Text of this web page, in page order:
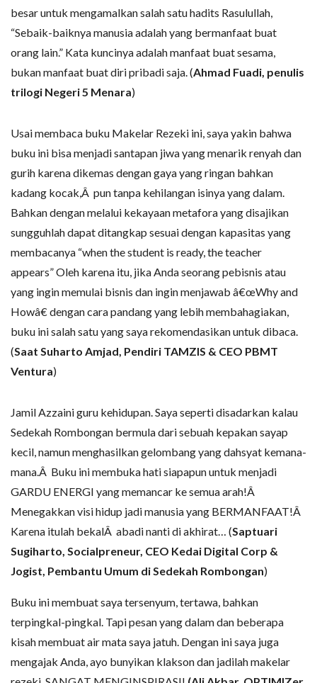
besar untuk mengamalkan salah satu hadits Rasulullah,
“Sebaik-baiknya manusia adalah yang bermanfaat buat
orang lain.” Kata kuncinya adalah manfaat buat sesama,
bukan manfaat buat diri pribadi saja. (Ahmad Fuadi, penulis
trilogi Negeri 5 Menara)
Usai membaca buku Makelar Rezeki ini, saya yakin bahwa
buku ini bisa menjadi santapan jiwa yang menarik renyah dan
gurih karena dikemas dengan gaya yang ringan bahkan
kadang kocak,Â pun tanpa kehilangan isinya yang dalam.
Bahkan dengan melalui kekayaan metafora yang disajikan
sungguhlah dapat ditangkap sesuai dengan kapasitas yang
membacanya “when the student is ready, the teacher
appears” Oleh karena itu, jika Anda seorang pebisnis atau
yang ingin memulai bisnis dan ingin menjawab â€œWhy and
Howâ€ dengan cara pandang yang lebih membahagiakan,
buku ini salah satu yang saya rekomendasikan untuk dibaca.
(Saat Suharto Amjad, Pendiri TAMZIS & CEO PBMT
Ventura)
Jamil Azzaini guru kehidupan. Saya seperti disadarkan kalau
Sedekah Rombongan bermula dari sebuah kepakan sayap
kecil, namun menghasilkan gelombang yang dahsyat kemana-
mana.Â Buku ini membuka hati siapapun untuk menjadi
GARDU ENERGI yang memancar ke semua arah!Â
Menegakkan visi hidup jadi manusia yang BERMANFAAT!Â
Karena itulah bekalÂ abadi nanti di akhirat… (Saptuari
Sugiharto, Socialpreneur, CEO Kedai Digital Corp &
Jogist, Pembantu Umum di Sedekah Rombongan)
Buku ini membuat saya tersenyum, tertawa, bahkan
terpingkal-pingkal. Tapi pesan yang dalam dan beberapa
kisah membuat air mata saya jatuh. Dengan ini saya juga
mengajak Anda, ayo bunyikan klakson dan jadilah makelar